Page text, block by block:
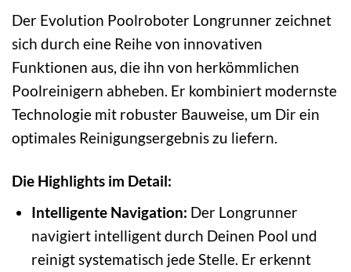
Der Evolution Poolroboter Longrunner zeichnet
sich durch eine Reihe von innovativen
Funktionen aus, die ihn von herkömmlichen
Poolreinigern abheben. Er kombiniert modernste
Technologie mit robuster Bauweise, um Dir ein
optimales Reinigungsergebnis zu liefern.
Die Highlights im Detail:
Intelligente Navigation: Der Longrunner
navigiert intelligent durch Deinen Pool und
reinigt systematisch jede Stelle. Er erkennt